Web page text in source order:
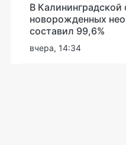
В Калининградской
новорожденных
составил 99,6%
вчера, 14:34